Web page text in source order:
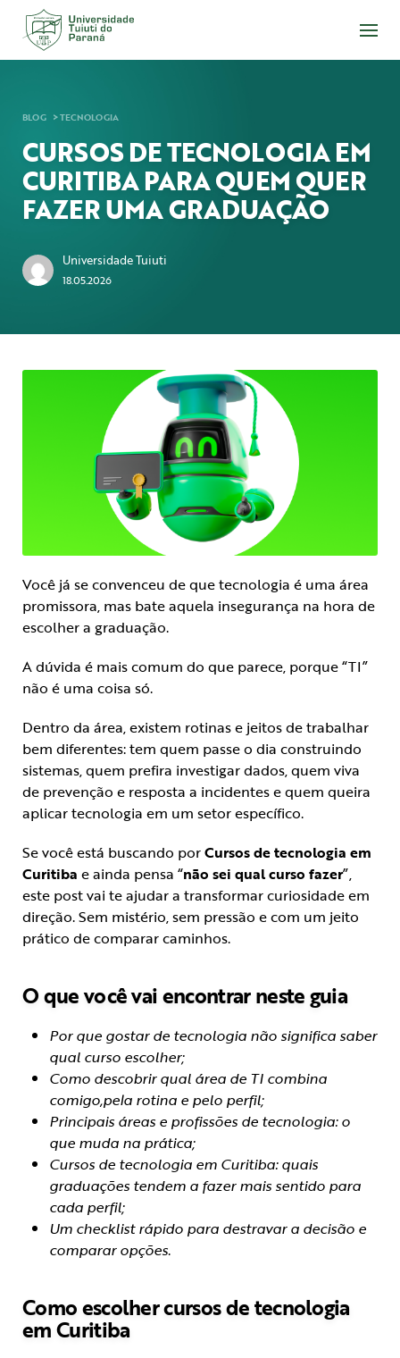
Acesse
conteúdo
BLOG TECNOLOGIA
CURSOS DE TECNOLOGIA EM
CURITIBA PARA QUEM QUER
FAZER UMA GRADUAÇÃO
Universidade Tuiuti
18.05.2026
Você já se convenceu de que tecnologia é uma área
promissora, mas bate aquela insegurança na hora de
escolher a graduação.
A dúvida é mais comum do que parece, porque “TI”
não é uma coisa só.
Dentro da área, existem rotinas e jeitos de trabalhar
bem diferentes: tem quem passe o dia construindo
sistemas, quem prefira investigar dados, quem viva
de prevenção e resposta a incidentes e quem queira
aplicar tecnologia em um setor específico.
Se você está buscando porCursos de tecnologia em
Curitiba e ainda pensa “não sei qual curso fazer”,
este post vai te ajudar a transformar curiosidade em
direção. Sem mistério, sem pressão e com um jeito
prático de comparar caminhos.
O que você vai encontrar neste guia
Por que gostar de tecnologia não significa saber
qual curso escolher;
Como descobrir qual área de TI combina
comigo,pela rotina e pelo perfil;
Principais áreas e profissões de tecnologia: o
que muda na prática;
Cursos de tecnologia em Curitiba: quais
graduações tendem a fazer mais sentido para
cada perfil;
Um checklist rápido para destravar a decisão e
comparar opções.
Como escolher cursos de tecnologia
em Curitiba